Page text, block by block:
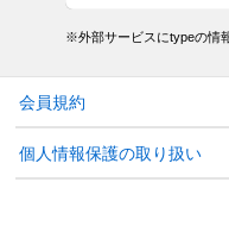
※外部サービスにtypeの情
会員規約
個人情報保護の取り扱い